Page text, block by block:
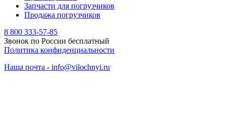
Запчасти для погрузчиков
Продажа погрузчиков
8 800 333-57-85
Звонок по России бесплатный
Политика конфиденциальности
Наша почта - info@vilochnyi.ru